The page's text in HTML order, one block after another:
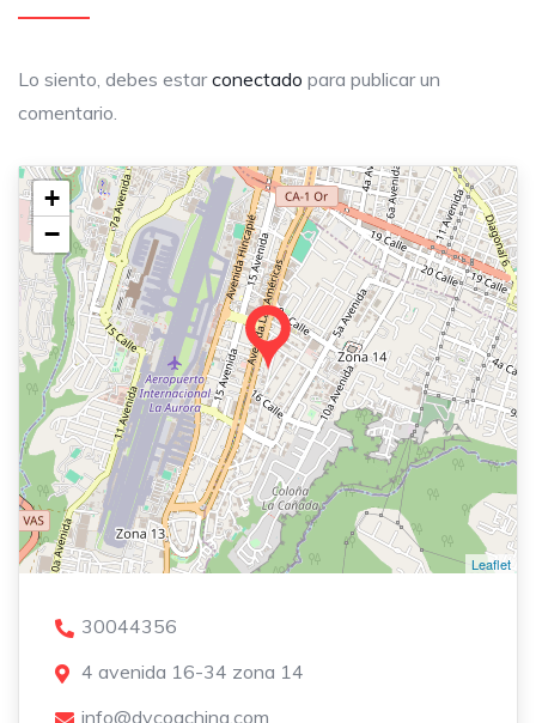
Lo siento, debes estarconectado para publicar un
comentario.
+
−
Leaflet
30044356
4 avenida 16-34 zona 14
info@dycoaching.com